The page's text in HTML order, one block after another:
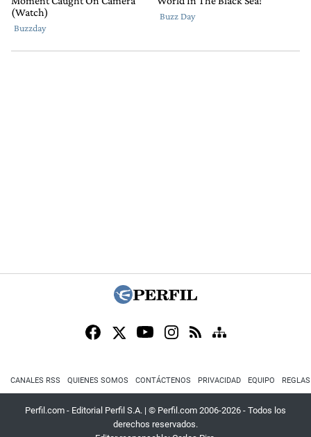
CANALES RSS QUIENES SOMOS CONTÁCTENOS PRIVACIDAD EQUIPO
Perfil.com - Editorial Perfil S.A. | © Perfil.com 2006-2026 - Todos los
derechos reservados.